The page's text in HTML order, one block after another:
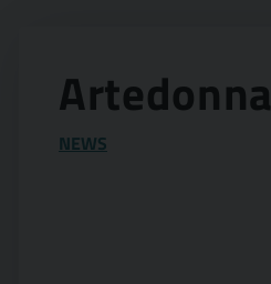
Artedonna
NEWS